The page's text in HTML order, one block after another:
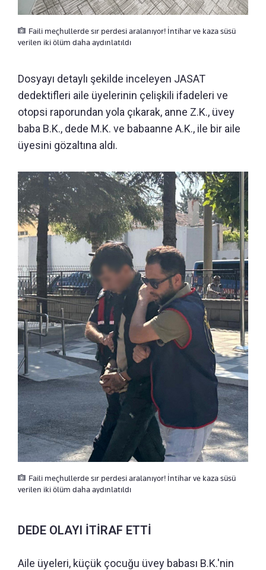
Faili meçhullerde sır perdesi aralanıyor! İntihar ve kaza süsü
verilen iki ölüm daha aydınlatıldı
Dosyayı detaylı şekilde inceleyen JASAT
dedektifleri aile üyelerinin çelişkili ifadeleri ve
otopsi raporundan yola çıkarak, anne Z.K., üvey
baba B.K., dede M.K. ve babaanne A.K., ile bir aile
üyesini gözaltına aldı.
Faili meçhullerde sır perdesi aralanıyor! İntihar ve kaza süsü
verilen iki ölüm daha aydınlatıldı
DEDE OLAYI İTİRAF ETTİ
Aile üyeleri, küçük çocuğu üvey babası B.K.'nin